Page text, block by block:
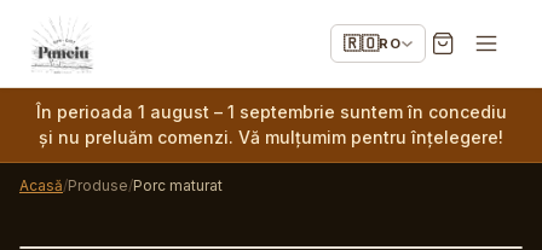
🇷🇴RO
În perioada 1 august – 1 septembrie suntem în concediu
și nu preluăm comenzi. Vă mulțumim pentru înțelegere!
Acasă/Produse/Porc maturat